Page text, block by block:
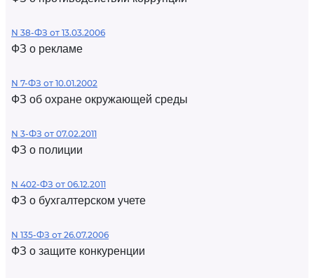
N 38-ФЗ от 13.03.2006
ФЗ о рекламе
N 7-ФЗ от 10.01.2002
ФЗ об охране окружающей среды
N 3-ФЗ от 07.02.2011
ФЗ о полиции
N 402-ФЗ от 06.12.2011
ФЗ о бухгалтерском учете
N 135-ФЗ от 26.07.2006
ФЗ о защите конкуренции